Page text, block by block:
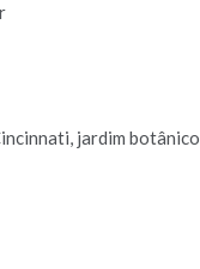
jardim botânico